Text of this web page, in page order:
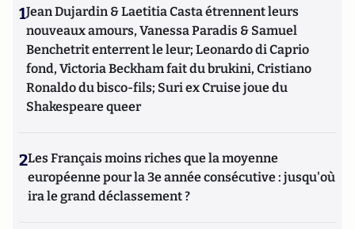
1Jean Dujardin & Laetitia Casta étrennent leurs
nouveaux amours, Vanessa Paradis & Samuel
Benchetrit enterrent le leur; Leonardo di Caprio
fond, Victoria Beckham fait du brukini, Cristiano
Ronaldo du bisco-fils; Suri ex Cruise joue du
Shakespeare queer
2Les Français moins riches que la moyenne
européenne pour la 3e année consécutive : jusqu'où
ira le grand déclassement ?